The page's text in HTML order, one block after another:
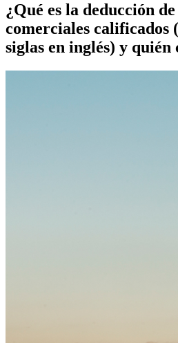
¿Qué es la deducción
comerciales calificados
siglas en inglés) y quién